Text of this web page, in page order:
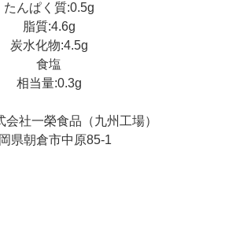
たんぱく質:0.5g
脂質:4.6g
炭水化物:4.5g
食塩
相当量:0.3g
会社一榮食品（九州工場）
県朝倉市中原85-1